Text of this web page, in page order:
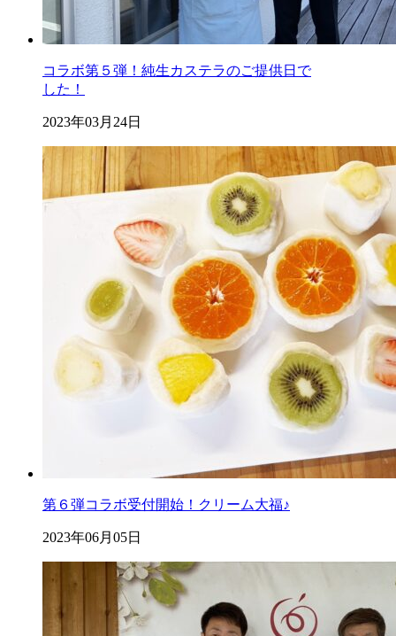
コラボ第５弾！純生カステラのご提供日で
した！
2023年03月24日
第６弾コラボ受付開始！クリーム大福♪
2023年06月05日